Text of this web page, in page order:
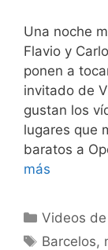
Una noche
Flavio y
ponen a
invitado de
gustan los
lugares que
baratos a
más
Categorías
Videos
Etiquetas
Barcelos,